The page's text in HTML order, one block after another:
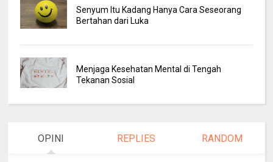
Senyum Itu Kadang Hanya Cara Seseorang
Bertahan dari Luka
Menjaga Kesehatan Mental di Tengah
Tekanan Sosial
OPINI REPLIES RANDOM